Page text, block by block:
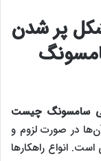
پر شدن
سامسونگ چیست
در صورت لزوم و
انواع راهکارها